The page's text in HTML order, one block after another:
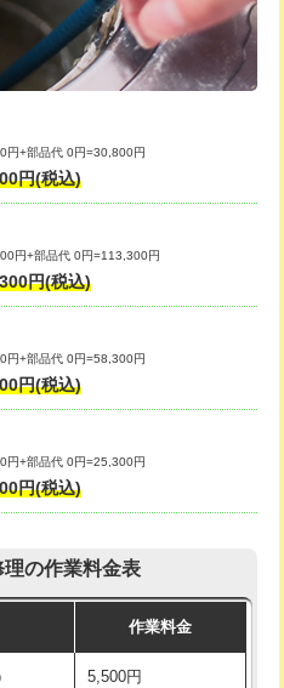
で） 55,000円
3ｍ超
作業）
66,000円
で）
え）
16,500円
現場見積
掃・修
作業）
11,000円
掃・修
作業）
22,000円
掃・修
作業）
33,000円
22,000円+材料費
キ
ッキ
16,500円+材料費
プ
11,000円+材料費
13,200円
16,500円
円+部品代 0円=30,800円
円(税込)
円+部品代 0円=113,300円
円(税込)
円+部品代 0円=58,300円
円(税込)
円+部品代 0円=25,300円
円(税込)
の作業料金表
作業料金
5,500円